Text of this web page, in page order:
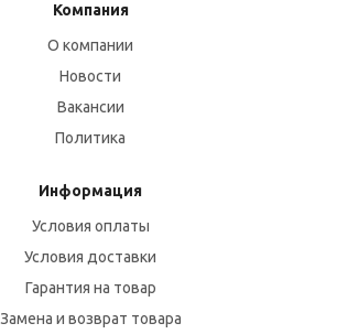
Компания
О компании
Новости
Вакансии
Политика
Информация
Условия оплаты
Условия доставки
Гарантия на товар
Замена и возврат товара